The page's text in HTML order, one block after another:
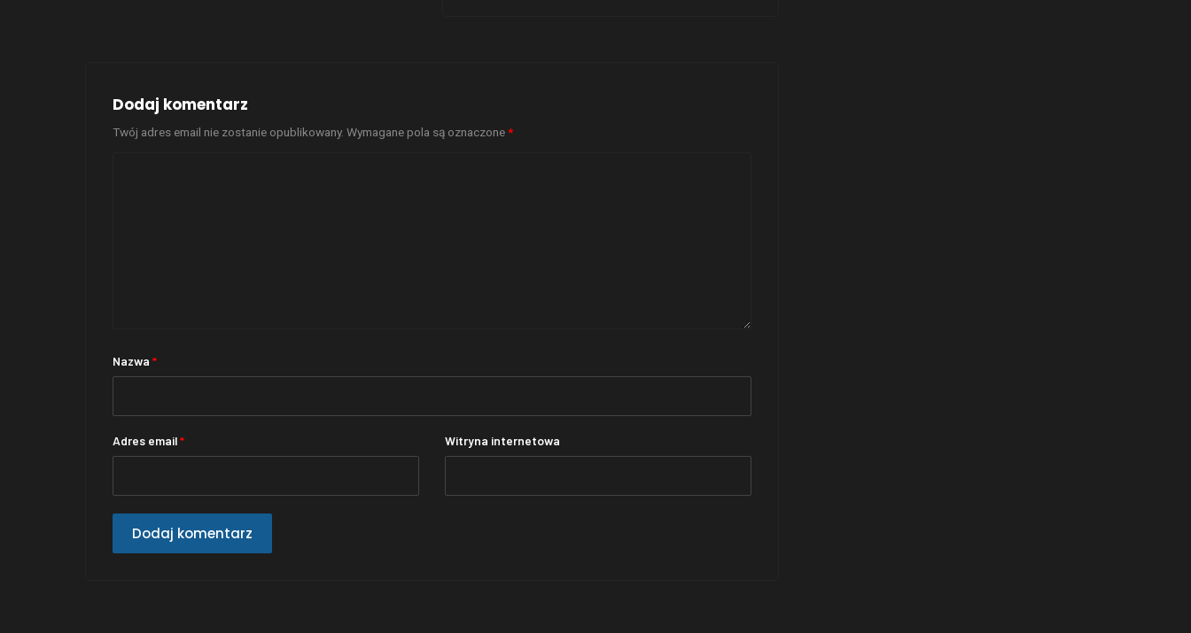
Dodaj komentarz
Twój adres email nie zostanie opublikowany. Wymagane pola są oznaczone*
Nazwa *
Adres email* Witryna internetowa